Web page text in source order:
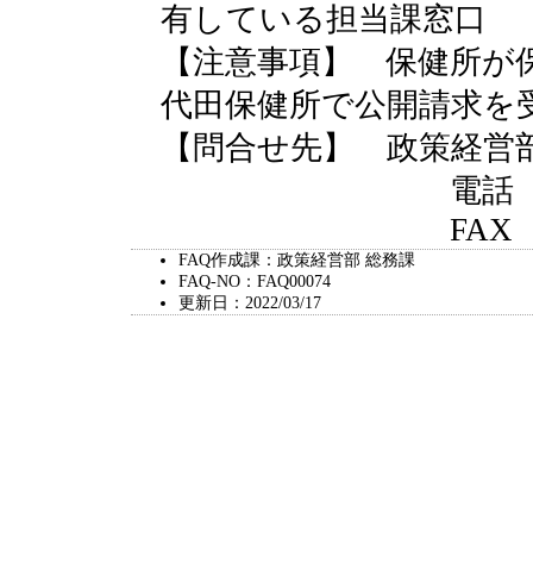
有している担当課窓口
【注意事項】 保健所が
代田保健所で公開請求を
【問合せ先】 政策経
電話 03-
FAX 03-
FAQ作成課：政策経営部 総務課
FAQ-NO：FAQ00074
更新日：2022/03/17